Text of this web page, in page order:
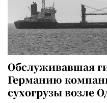
Обслуживавшая
Германию
сухогрузы возле